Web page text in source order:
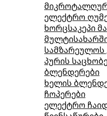
ელექტრო
ხორცსაკეპი
სამზარეულოს
პურის
ბლენდერები
ხელის
ჩოპერები
ელექტრო